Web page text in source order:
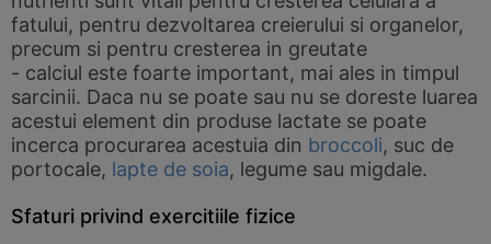
fatului, pentru dezvoltarea creierului si organelor,
precum si pentru cresterea in greutate
- calciul este foarte important, mai ales in timpul
sarcinii. Daca nu se poate sau nu se doreste luarea
acestui element din produse lactate se poate
incerca procurarea acestuia din broccoli, suc de
portocale, lapte de soia, legume sau migdale.
Sfaturi privind exercitiile fizice